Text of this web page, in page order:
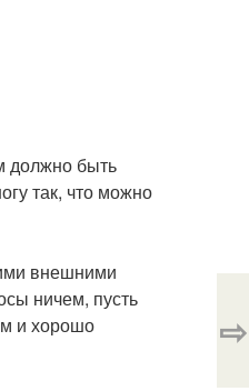
должно быть
так, что можно
внешними
ничем, пусть
и хорошо
⇨